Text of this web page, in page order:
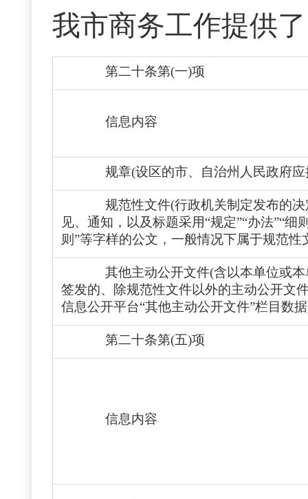
我市商务工作提供
第二十条第(一)项
信息内容
规章(设区的市、自治州人民政府
规范性文件(行政机关制定发布的
见、通知，以及标题采用“规定”“办法”“细
则”等字样的公文，一般情况下属于规范性
其他主动公开文件(含以本单位或
签发的、除规范性文件以外的主动公开文
信息公开平台“其他主动公开文件”栏目数
第二十条第(五)项
信息内容